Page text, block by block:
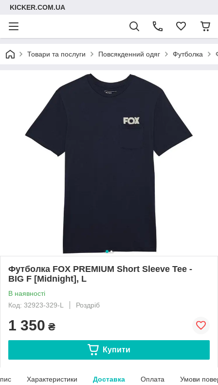
KICKER.COM.UA
Товари та послуги Повсякденний одяг Футболка
Футболка FOX PREMIUM Short Sleeve Tee -
BIG F [Midnight], L
В наявності
Код: 32923-329-L
Роздріб
1 350 ₴
Купити
Характеристики Доставка Оплата Умови